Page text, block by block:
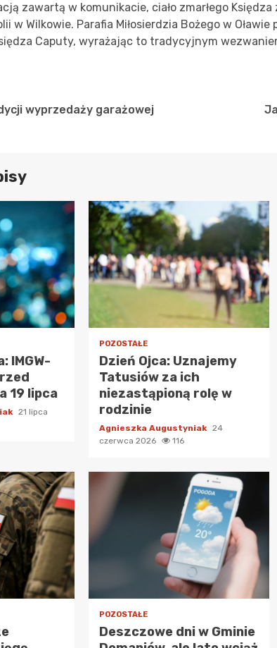
zawartą w komunikacie, ciało zmarłego
w Wilkowie. Parafia Miłosierdzia Bożego w
Caputy, wyrażając to tradycyjnym
wyprzedaży garażowej
IMGW-
19 lipca
21 lipca
POZOSTAŁE
Dzień Ojca: Uznajemy
Tatusiów za ich
niezastąpioną rolę w
rodzinie
Agnieszka Augustyniak 24
czerwca 2026
116
POZOSTAŁE
Deszczowe dni w Gminie